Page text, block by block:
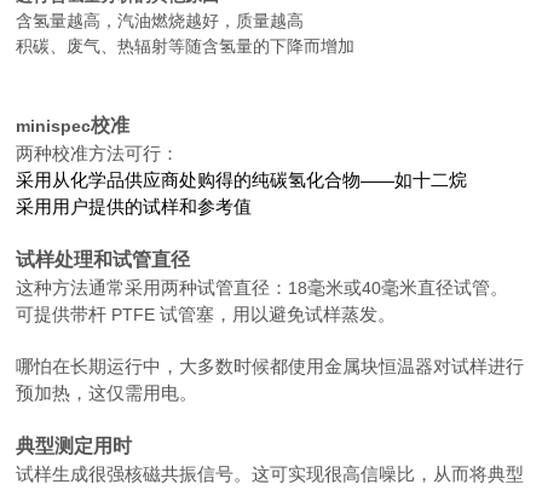
含氢量越高，汽油燃烧越好，质量越高
积碳、废气、热辐射等随含氢量的下降而增加
minispec校准
两种校准方法可行：
采用从化学品供应商处购得的纯碳氢化合物——如十二烷
采用用户提供的试样和参考值
试样处理和试管直径
这种方法通常采用两种试管直径： 18毫米或40毫米直径试管。
可提供带杆 PTFE试管塞，用以避免试样蒸发。
哪怕在长期运行中，大多数时候都使用金属块恒温器对试样进行
预加热，这仅需用电。
典型测定用时
试样生成很强核磁共振信号。这可实现很高信噪比，从而将典型